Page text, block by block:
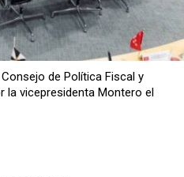
de Política Fiscal y
la vicepresidenta Montero el